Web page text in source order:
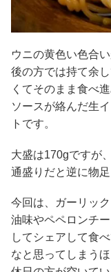
ウニの黄色い色合
後の方では持て余
くてそのまま食べ
ソースが絡んだ生
トです。
大盛は170gですが
通盛りだと逆に物
今回は、ガーリッ
油味やペペロンチ
してシェアして食
なと思ってしまう